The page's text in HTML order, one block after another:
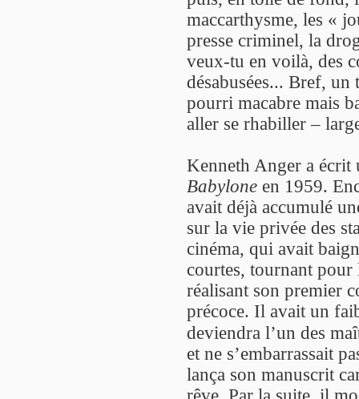
maccarthysme, les «
presse criminel, la
veux-tu en voilà, des
désabusées... Bref,
pourri macabre mais
aller se rhabiller –
Kenneth Anger a écrit
Babylone en 1959.
avait déjà accumulé
sur la vie privée des
cinéma, qui avait
courtes, tournant pour
réalisant son premier
précoce. Il avait un
deviendra l’un des
et ne s’embarrassait
lança son manuscrit